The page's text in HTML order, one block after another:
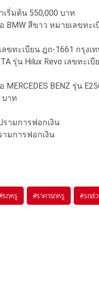
ริ่มต้น 550,000 บาท
สีขาว หมายเลขทะ
ขทะเบียน ฎถ-1661 กรุง
รุ่น Hilux Revo เลขทะเ
BENZ รุ่น
บาท
ามการฟอกเงิน
มการฟอกเงิน
รถหรู #ราคารถหรู #รถส่